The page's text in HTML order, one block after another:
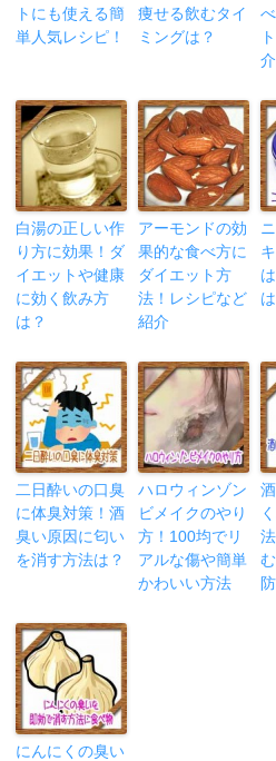
トにも使える簡
単人気レシピ！
痩せる飲むタイ
ミングは？
介
白湯の正しい作
り方に効果！ダ
イエットや健康
に効く飲み方
は？
アーモンドの効
果的な食べ方に
ダイエット方
法！レシピなど
紹介
二日酔いの口臭
に体臭対策！酒
臭い原因に匂い
を消す方法は？
ハロウィンゾン
ビメイクのやり
方！100均でリ
アルな傷や簡単
かわいい方法
にんにくの臭い